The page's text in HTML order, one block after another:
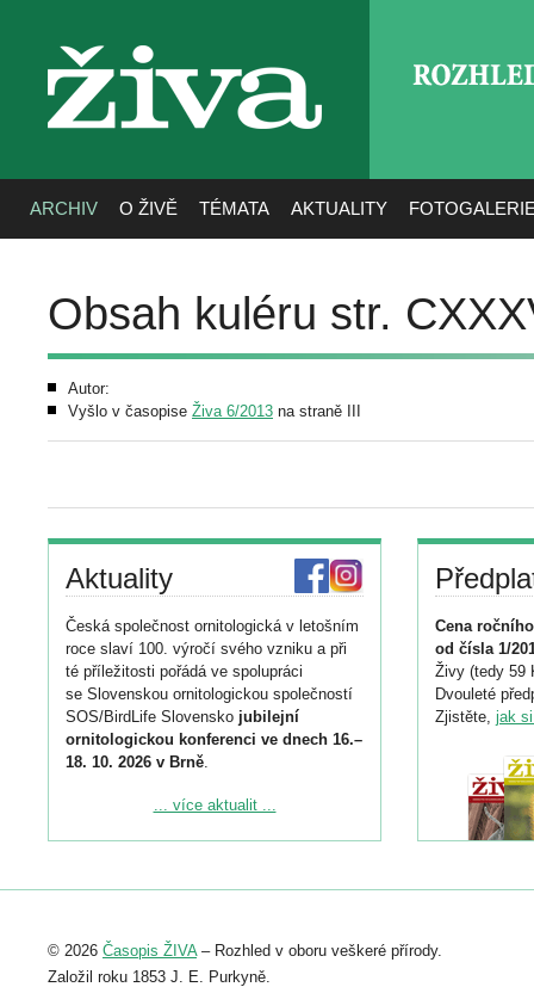
živa
ARCHIV O ŽIVĚ TÉMATA AKTUALITY
Obsah kuléru str.
Autor:
Vyšlo v časopise Živa 6/2013 na straně III
Aktuality
Česká společnost ornitologická v letošním
roce slaví 100. výročí svého vzniku a při
té příležitosti pořádá ve spolupráci
se Slovenskou ornitologickou společností
SOS/BirdLife Slovensko jubilejní
ornitologickou konferenci ve dnech 16.–
18. 10. 2026 v Brně.
Podrobnější informace ke konferenci
Registrovat se můžete do 6. září.
abstraktu přihlášené přednášky nebo
posteru je už 30. června.
... více aktualit ...
Cena
od čísla 1/
Živy (tedy 59
Dvouleté
Zjistěte, jak
© 2026 Časopis ŽIVA– Rozhled v oboru veškeré přírody.
Založil roku 1853 J. E. Purkyně.